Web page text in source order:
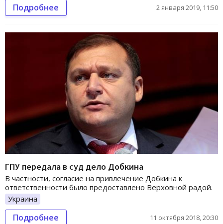
Подробнее 2 января 2019, 11:50
ГПУ передала в суд дело Добкина
В частности, согласие на привлечение Добкина к
ответственности было предоставлено Верховной радой.
Украина
Подробнее 11 октября 2018, 20:30